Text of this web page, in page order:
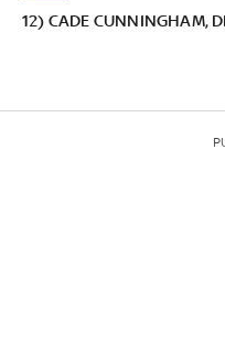
12) CADE CUNNINGHAM,